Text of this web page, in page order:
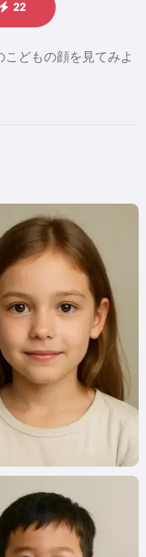
22
どもの顔を見てみよ